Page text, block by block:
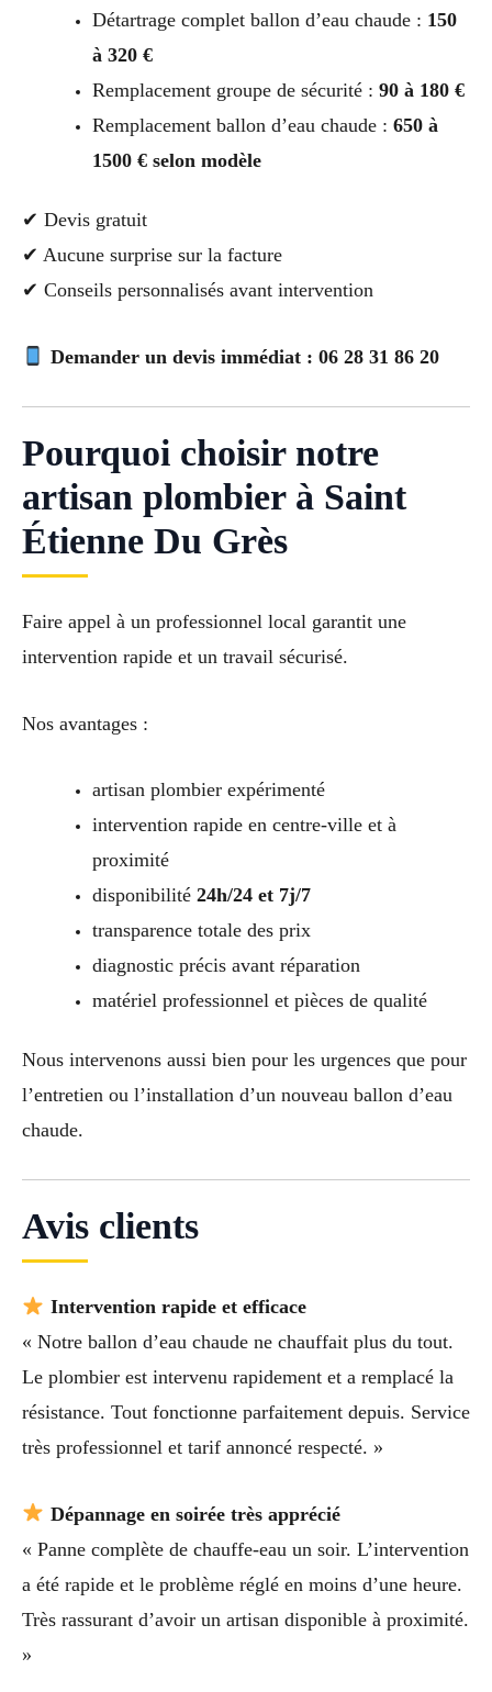
Détartrage complet ballon d’eau chaude : 150
à 320 €
Remplacement groupe de sécurité : 90 à 180 €
Remplacement ballon d’eau chaude : 650 à
1500 € selon modèle
✔ Devis gratuit
✔ Aucune surprise sur la facture
✔ Conseils personnalisés avant intervention
Demander un devis immédiat : 06 28 31 86 20
Pourquoi choisir notre
artisan plombier à Saint
Étienne Du Grès
Faire appel à un professionnel local garantit une
intervention rapide et un travail sécurisé.
Nos avantages :
artisan plombier expérimenté
intervention rapide en centre-ville et à
proximité
disponibilité 24h/24 et 7j/7
transparence totale des prix
diagnostic précis avant réparation
matériel professionnel et pièces de qualité
Nous intervenons aussi bien pour les urgences que pour
l’entretien ou l’installation d’un nouveau ballon d’eau
chaude.
Avis clients
Intervention rapide et efficace
« Notre ballon d’eau chaude ne chauffait plus du tout.
Le plombier est intervenu rapidement et a remplacé la
résistance. Tout fonctionne parfaitement depuis. Service
très professionnel et tarif annoncé respecté. »
Dépannage en soirée très apprécié
« Panne complète de chauffe-eau un soir. L’intervention
a été rapide et le problème réglé en moins d’une heure.
Très rassurant d’avoir un artisan disponible à proximité.
»